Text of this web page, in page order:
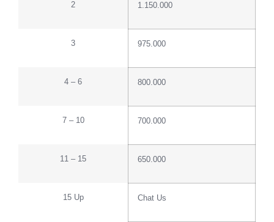
2 1.150.000
3 975.000
4 – 6 800.000
7 – 10 700.000
11 – 15 650.000
15 Up Chat Us